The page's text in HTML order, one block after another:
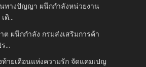
ทางปัญญา ผนึกกำลังหน่วยงาน
ดิ...
ต ผนึกกำลัง กรมส่งเสริมการค้า
...
ท้ายเดือนแห่งความรัก จัดแคมเปญ